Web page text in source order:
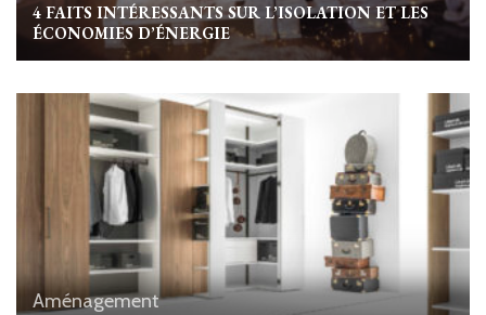
4 FAITS INTÉRESSANTS SUR L’ISOLATION ET LES
ÉCONOMIES D’ÉNERGIE
Aménagement